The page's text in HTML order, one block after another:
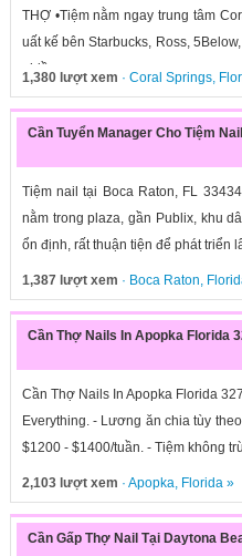
THỢ •Tiệm nằm ngay trung tâm
uất kế bên Starbucks, Ross,
nhiều...
1,380 lượt xem · Coral Springs,
Cần Tuyển Manager Cho Tiệm
Tiệm nail tại Boca Raton, FL
nằm trong plaza, gần Publix, khu
ổn định, rất thuận tiện để phát triển
1,387 lượt xem · Boca Raton,
Cần Thợ Nails In Apopka Florida
Cần Thợ Nails In Apopka Florida
Everything. - Lương ăn chia tùy
$1200 - $1400/tuần. - Tiệm không
2,103 lượt xem · Apopka, Florida»
Cần Gấp Thợ Nail Tại Daytona